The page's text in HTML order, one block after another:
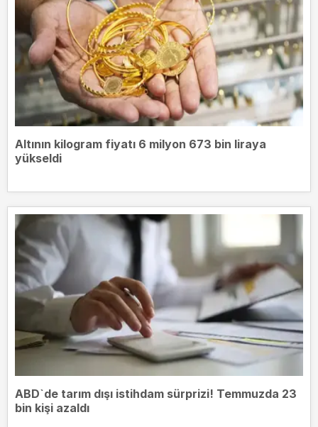
Altının kilogram fiyatı 6 milyon 673 bin liraya
yükseldi
ABD`de tarım dışı istihdam sürprizi! Temmuzda 23
bin kişi azaldı